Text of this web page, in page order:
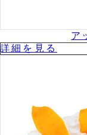
ア
詳細を⾒る